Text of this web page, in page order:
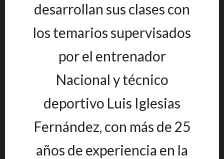
desarrollan sus clases con
los temarios supervisados
por el entrenador
Nacional y técnico
deportivo Luis Iglesias
Fernández, con más de 25
años de experiencia en la